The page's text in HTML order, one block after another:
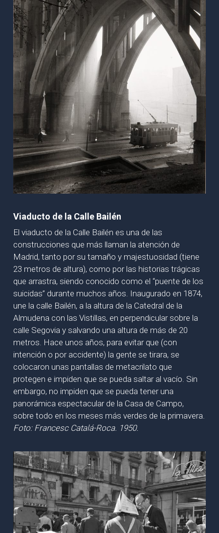
Viaducto de la Calle Bailén
El viaducto de la Calle Bailén es una de las
construcciones que más llaman la atención de
Madrid, tanto por su tamaño y majestuosidad (tiene
23 metros de altura), como por las historias trágicas
que arrastra, siendo conocido como el “puente de los
suicidas” durante muchos años. Inaugurado en 1874,
une la calle Bailén, a la altura de la Catedral de la
Almudena con las Vistillas, en perpendicular sobre la
calle Segovia y salvando una altura de más de 20
metros. Hace unos años, para evitar que (con
intención o por accidente) la gente se tirara, se
colocaron unas pantallas de metacrilato que
protegen e impiden que se pueda saltar al vacío. Sin
embargo, no impiden que se pueda tener una
panorámica espectacular de la Casa de Campo,
sobre todo en los meses más verdes de la primavera.
Foto: Francesc Catalá-Roca. 1950.